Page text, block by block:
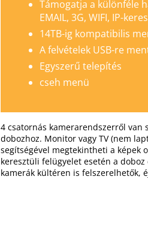
Támogatja a különféle
EMAIL, 3G, WIFI, IP-
14TB-ig kompatibilis
A felvételek USB-re
Egyszerű telepítés
cseh menü
4 csatornás kamerarendszerről van
dobozhoz. Monitor vagy TV (nem
segítségével megtekintheti a képek
keresztüli felügyelet esetén a
kamerák kültéren is felszerelhetők,